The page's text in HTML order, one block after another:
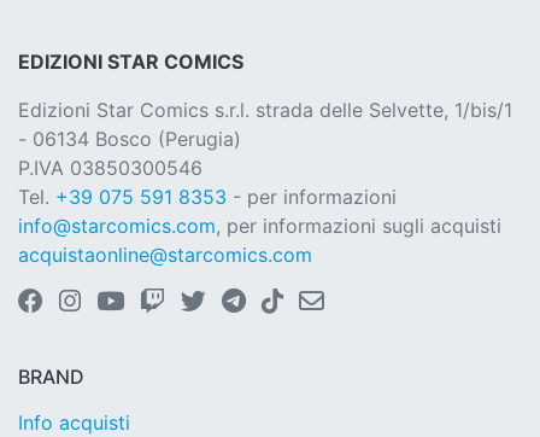
EDIZIONI STAR COMICS
Edizioni Star Comics s.r.l. strada delle Selvette, 1/bis/1
- 06134 Bosco (Perugia)
P.IVA 03850300546
Tel. +39 075 591 8353 - per informazioni
info@starcomics.com, per informazioni sugli acquisti
acquistaonline@starcomics.com
BRAND
Info acquisti